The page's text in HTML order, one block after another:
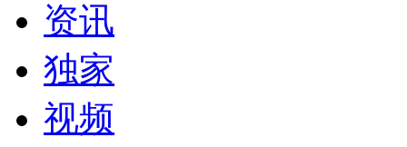
资讯
独家
视频